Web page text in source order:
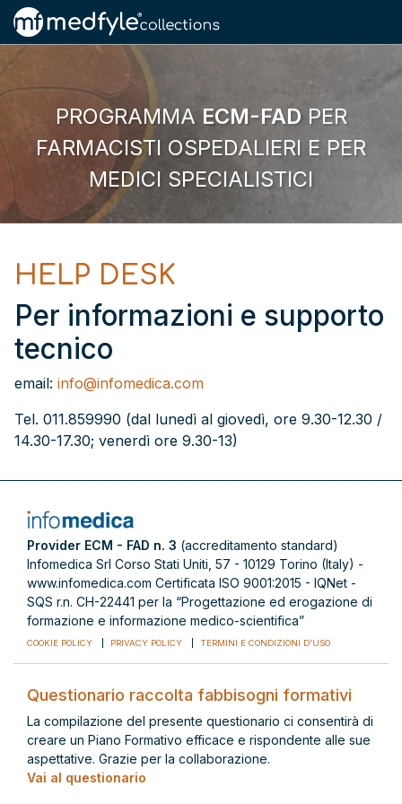
PROGRAMMA ECM-FADPER
FARMACISTI OSPEDALIERI E PER
MEDICI SPECIALISTICI
HELP DESK
Per informazioni e supporto
tecnico
email: info@infomedica.com
Tel. 011.859990 (dal lunedì al giovedì, ore 9.30-12.30 /
14.30-17.30; venerdì ore 9.30-13)
Provider ECM - FAD n. 3 (accreditamento standard)
Infomedica Srl Corso Stati Uniti, 57 - 10129 Torino (Italy) -
www.infomedica.com Certificata ISO 9001:2015 - IQNet -
SQS r.n. CH-22441 per la “Progettazione ed erogazione di
formazione e informazione medico-scientifica”
COOKIE POLICY PRIVACY POLICY TERMINI E CONDIZIONI D'USO
Questionario raccolta fabbisogni formativi
La compilazione del presente questionario ci consentirà di
creare un Piano Formativo efficace e rispondente alle sue
aspettative. Grazie per la collaborazione.
Vai al questionario